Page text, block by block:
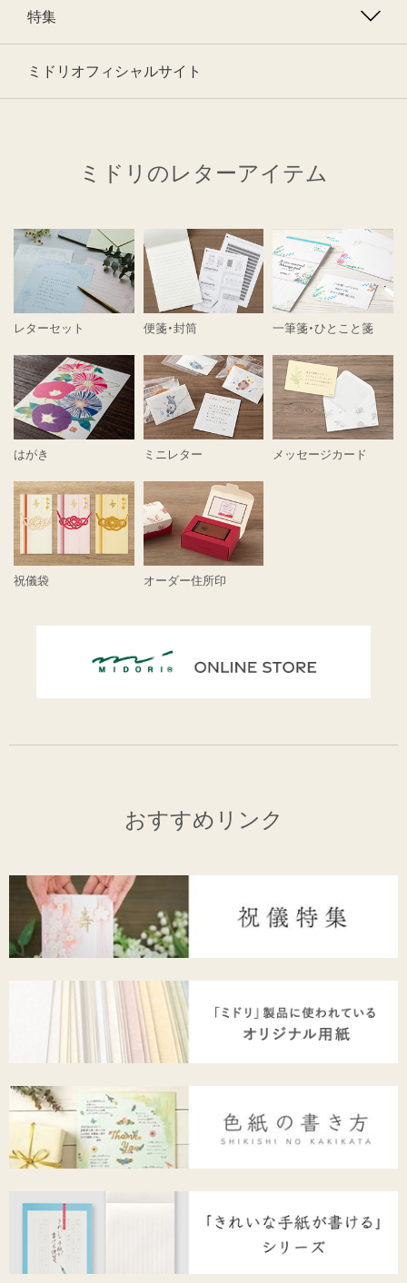
特集
ミドリオフィシャルサイト
ミドリのレターアイテム
レターセット 便箋・封筒 一筆箋・ひとこと箋
はがき ミニレター メッセージカード
祝儀袋 オーダー住所印
おすすめリンク